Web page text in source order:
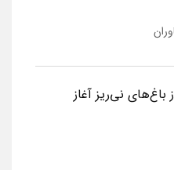
باغ‌های نی‌ریز آغاز